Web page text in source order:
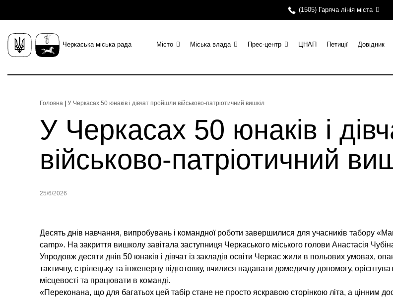
(1505) Гаряча лінія міста
Черкаська міська рада Місто Міська влада Прес-центр ЦНАП Петиції Довідник
Головна У Черкасах 50 юнаків і дівчат пройшли військово-патріотичний вишкіл
У Черкасах 50 юнаків і
військово-патріотичний
25/6/2026
Десять днів навчання, випробувань і командної роботи завершилися для учасників табору
camp». На закриття вишколу завітала заступниця Черкаського міського голови Анастасія
Упродовж десяти днів 50 юнаків і дівчат із закладів освіти Черкас жили в польових умовах,
тактичну, стрілецьку та інженерну підготовку, вчилися надавати домедичну допомогу,
місцевості та працювати в команді.
«Переконана, що для багатьох цей табір стане не просто яскравою сторінкою літа, а цінним